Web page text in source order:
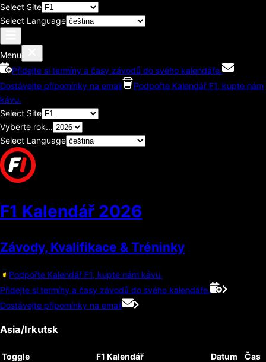
Select Site
Select Language
Menu
Přidejte si termíny a časy závodů do svého kalendáře.
Dostávejte připomínky na email
Podpořte Kalendář F1, kupte nám
kávu.
Select Site
Vyberte rok...
Select Language
F1 Kalendář 2026
Závody, Kvalifikace & Tréninky
Podpořte Kalendář F1, kupte nám kávu.
Přidejte si termíny a časy závodů do svého kalendáře.
Dostávejte připomínky na email
Asia/Irkutsk
Toggle F1 Kalendář Datum
Čas